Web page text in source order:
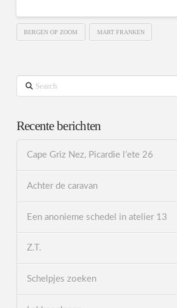
BERGEN OP ZOOM MART FRANKEN
Search
Recente berichten
Cape Griz Nez, Picardie l’ete 26
Achter de caravan
Een anonieme schedel in atelier 13
Z.T.
Schelpjes zoeken